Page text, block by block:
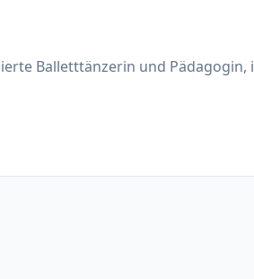
Balletttänzerin und